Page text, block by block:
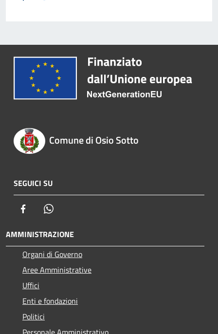
Comune di Osio Sotto
SEGUICI SU
Facebook
AMMINISTRAZIONE
Organi di Governo
Aree Amministrative
Uffici
Enti e fondazioni
Politici